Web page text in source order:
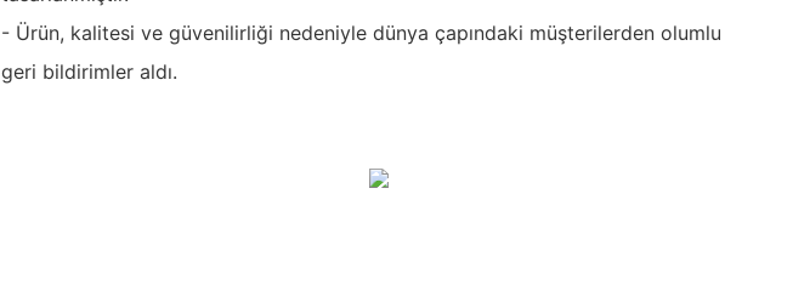
- Ürün, kalitesi ve güvenilirliği nedeniyle dünya çapındaki müşterilerden olumlu
geri bildirimler aldı.